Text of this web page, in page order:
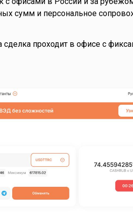
сумм и персональное
проходит в офисе с